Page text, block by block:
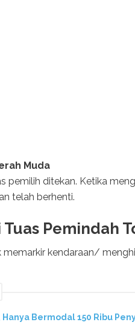
Muda
pemilih ditekan. Ketika
telah berhenti.
Tuas Pemindah
memarkir kendaraan/
Hanya Bermodal 150 Ribu